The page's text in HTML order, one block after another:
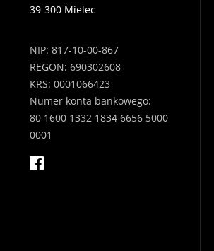
39-300 Mielec
NIP: 817-10-00-867
REGON: 690302608
KRS: 0001066423
Numer konta bankowego:
80 1600 1332 1834 6656 5000
0001